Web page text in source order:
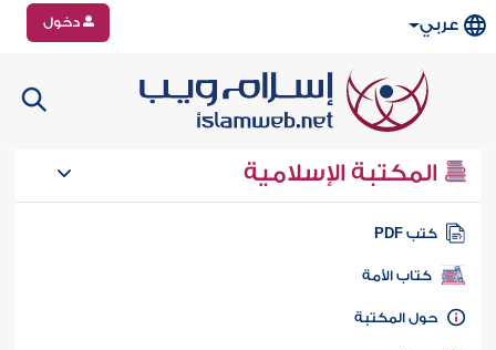
عربي دخول
المكتبة الإسلامية
كتب PDF
كتاب الأمة